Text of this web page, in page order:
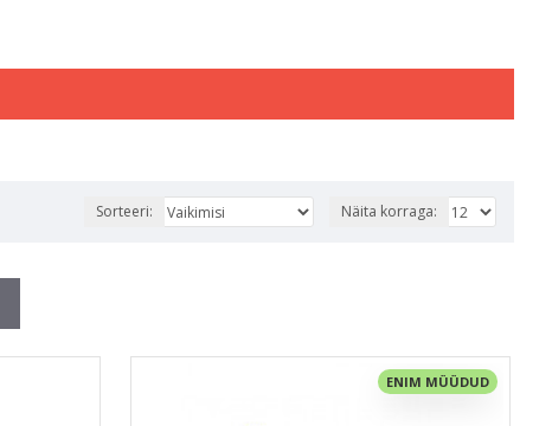
Sorteeri: Näita korraga:
ENIM MÜÜDUD